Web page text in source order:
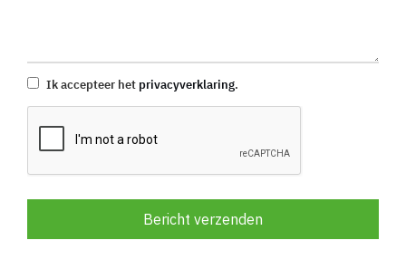
Ik accepteer het privacyverklaring.
Bericht verzenden